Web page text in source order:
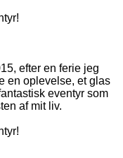
efter en ferie jeg
en oplevelse, et glas
eventyr som
af mit liv.